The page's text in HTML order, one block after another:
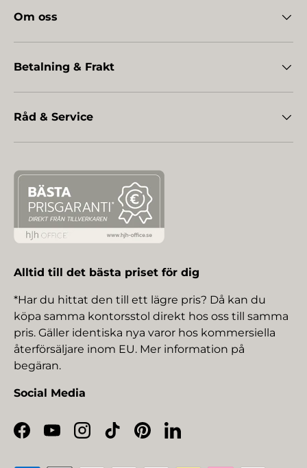
Om oss
Betalning & Frakt
Råd & Service
Alltid till det bästa priset för dig
*Har du hittat den till ett lägre pris? Då kan du
köpa samma kontorsstol direkt hos oss till samma
pris. Gäller identiska nya varor hos kommersiella
återförsäljare inom EU. Mer information på
begäran.
Social Media
Facebook
YouTubeInstagram
TikTokPinterestLinkedIn